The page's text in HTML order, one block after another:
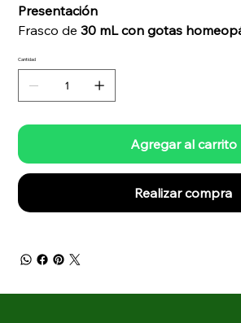
Presentación
Frasco de30 mL con gotas
Cantidad
Agregar al carrito
Realizar compra